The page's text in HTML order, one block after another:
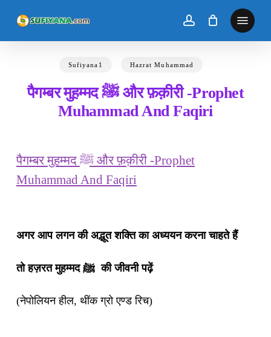
main
content
Sufiyana1 Hazrat Muhammad
पैगम्बर मुहम्मद ﷺ और फ़क़ीरी -Prophet
Muhammad And Faqiri
पैगम्बर मुहम्मद ﷺ और फ़क़ीरी -Prophet
Muhammad And Faqiri
अगर आप लगन की अद्भूत शक्ति का अध्ययन करना चाहते हैं
तो हज़रत मुहम्मद ﷺ की जीवनी पढ़ें
(नेपोलियन हील, थींक ग्रो एण्ड रिच)